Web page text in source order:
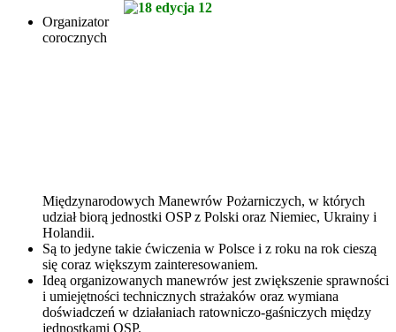
Organizator
corocznych
Międzynarodowych Manewrów Pożarniczych, w których
udział biorą jednostki OSP z Polski oraz Niemiec, Ukrainy i
Holandii.
Są to jedyne takie ćwiczenia w Polsce i z roku na rok cieszą
się coraz większym zainteresowaniem.
Ideą organizowanych manewrów jest zwiększenie sprawności
i umiejętności technicznych strażaków oraz wymiana
doświadczeń w działaniach ratowniczo-gaśniczych między
jednostkami OSP.